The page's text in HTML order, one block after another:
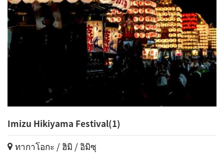
Imizu Hikiyama Festival(1)
ทากาโอกะ / ฮิมิ / อิมิซุ